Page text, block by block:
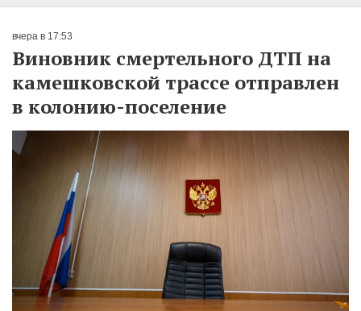
вчера в 17:53
Виновник смертельного ДТП на
камешковской трассе отправлен
в колонию-поселение